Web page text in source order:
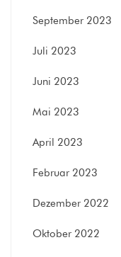
September 2023
Juli 2023
Juni 2023
Mai 2023
April 2023
Februar 2023
Dezember 2022
Oktober 2022